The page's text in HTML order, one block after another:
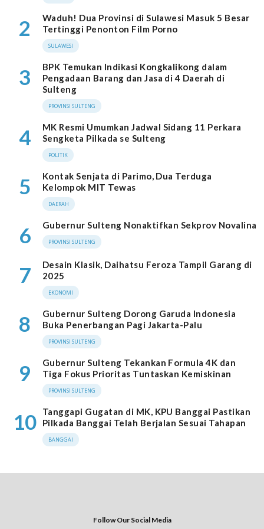
2
Waduh! Dua Provinsi di Sulawesi Masuk 5 Besar
Tertinggi Penonton Film Porno
SULAWESI
3
BPK Temukan Indikasi Kongkalikong dalam
Pengadaan Barang dan Jasa di 4 Daerah di
Sulteng
PROVINSI SULTENG
4
MK Resmi Umumkan Jadwal Sidang 11 Perkara
Sengketa Pilkada se Sulteng
POLITIK
5
Kontak Senjata di Parimo, Dua Terduga
Kelompok MIT Tewas
DAERAH
6 Gubernur Sulteng Nonaktifkan Sekprov Novalina
PROVINSI SULTENG
7
Desain Klasik, Daihatsu Feroza Tampil Garang di
2025
EKONOMI
8
Gubernur Sulteng Dorong Garuda Indonesia
Buka Penerbangan Pagi Jakarta-Palu
PROVINSI SULTENG
9
Gubernur Sulteng Tekankan Formula 4K dan
Tiga Fokus Prioritas Tuntaskan Kemiskinan
PROVINSI SULTENG
10
Tanggapi Gugatan di MK, KPU Banggai Pastikan
Pilkada Banggai Telah Berjalan Sesuai Tahapan
BANGGAI
Follow Our Social Media